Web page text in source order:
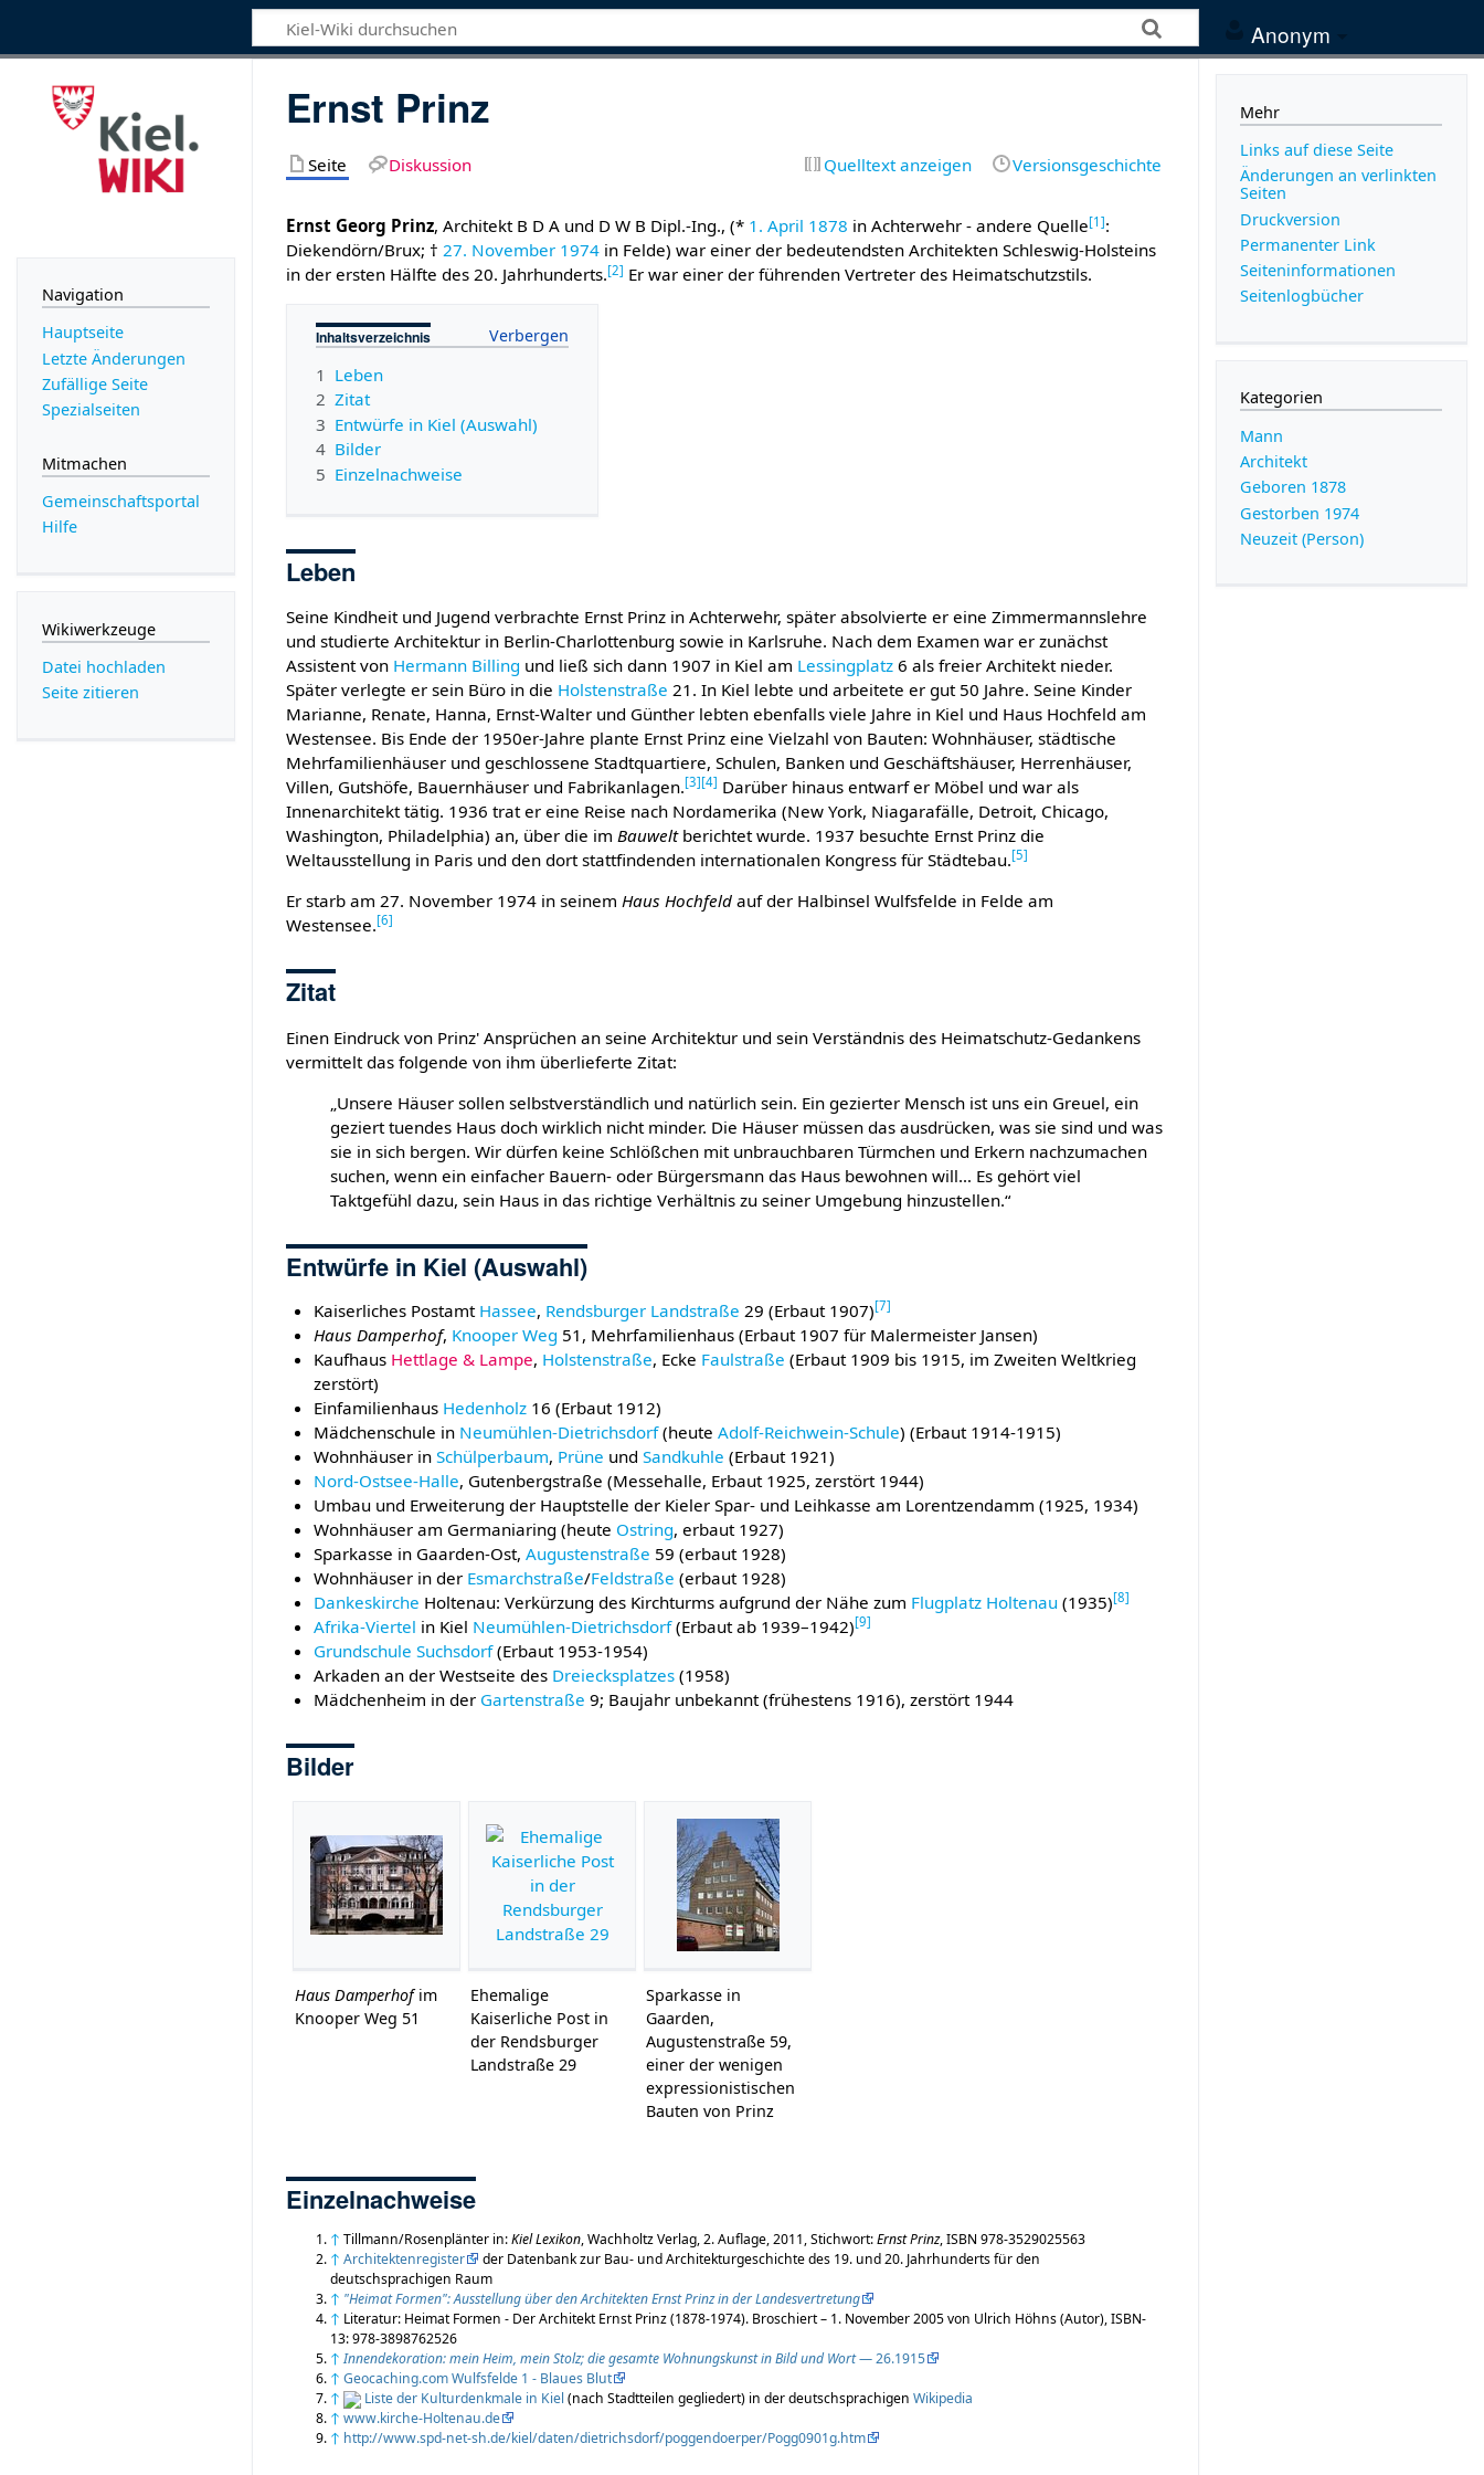
Anonym
Ernst Prinz
Seite Diskussion Quelltext anzeigen Versionsgeschichte
Ernst Georg Prinz, Architekt B D A und D W B Dipl.-Ing., (* 1. April 1878 in Achterwehr - andere Quelle[1]:
Diekendörn/Brux; †27. November 1974 in Felde) war einer der bedeutendsten Architekten Schleswig-Holsteins
in der ersten Hälfte des 20. Jahrhunderts.[2] Er war einer der führenden Vertreter des Heimatschutzstils.
Inhaltsverzeichnis
1 Leben
2 Zitat
3 Entwürfe in Kiel (Auswahl)
4 Bilder
5 Einzelnachweise
Leben
Seine Kindheit und Jugend verbrachte Ernst Prinz in Achterwehr, später absolvierte er eine Zimmermannslehre
und studierte Architektur in Berlin-Charlottenburg sowie in Karlsruhe. Nach dem Examen war er zunächst
Assistent von Hermann Billing und ließ sich dann 1907 in Kiel am Lessingplatz 6 als freier Architekt nieder.
Später verlegte er sein Büro in die Holstenstraße 21. In Kiel lebte und arbeitete er gut 50 Jahre. Seine Kinder
Marianne, Renate, Hanna, Ernst-Walter und Günther lebten ebenfalls viele Jahre in Kiel und Haus Hochfeld am
Westensee. Bis Ende der 1950er-Jahre plante Ernst Prinz eine Vielzahl von Bauten: Wohnhäuser, städtische
Mehrfamilienhäuser und geschlossene Stadtquartiere, Schulen, Banken und Geschäftshäuser, Herrenhäuser,
Villen, Gutshöfe, Bauernhäuser und Fabrikanlagen.[3][4] Darüber hinaus entwarf er Möbel und war als
Innenarchitekt tätig. 1936 trat er eine Reise nach Nordamerika (New York, Niagarafälle, Detroit, Chicago,
Washington, Philadelphia) an, über die im Bauweltberichtet wurde. 1937 besuchte Ernst Prinz die
Weltausstellung in Paris und den dort stattfindenden internationalen Kongress für Städtebau.[5]
Er starb am 27. November 1974 in seinemHaus Hochfeld auf der Halbinsel Wulfsfelde in Felde am
Westensee.[6]
Zitat
Einen Eindruck von Prinz' Ansprüchen an seine Architektur und sein Verständnis des Heimatschutz-Gedankens
vermittelt das folgende von ihm überlieferte Zitat:
„Unsere Häuser sollen selbstverständlich und natürlich sein. Ein gezierter Mensch ist uns ein Greuel, ein
geziert tuendes Haus doch wirklich nicht minder. Die Häuser müssen das ausdrücken, was sie sind und was
sie in sich bergen. Wir dürfen keine Schlößchen mit unbrauchbaren Türmchen und Erkern nachzumachen
suchen, wenn ein einfacher Bauern- oder Bürgersmann das Haus bewohnen will… Es gehört viel
Taktgefühl dazu, sein Haus in das richtige Verhältnis zu seiner Umgebung hinzustellen.“
Entwürfe in Kiel (Auswahl)
Kaiserliches Postamt Hassee, Rendsburger Landstraße 29 (Erbaut 1907)[7]
Haus Damperhof, Knooper Weg 51, Mehrfamilienhaus (Erbaut 1907 für Malermeister Jansen)
Kaufhaus Hettlage & Lampe, Holstenstraße, Ecke Faulstraße (Erbaut 1909 bis 1915, im Zweiten Weltkrieg
zerstört)
Einfamilienhaus Hedenholz16 (Erbaut 1912)
Mädchenschule in Neumühlen-Dietrichsdorf(heute Adolf-Reichwein-Schule) (Erbaut 1914-1915)
Wohnhäuser in Schülperbaum, Prüne und Sandkuhle (Erbaut 1921)
Nord-Ostsee-Halle, Gutenbergstraße (Messehalle, Erbaut 1925, zerstört 1944)
Umbau und Erweiterung der Hauptstelle der Kieler Spar- und Leihkasse am Lorentzendamm (1925, 1934)
Wohnhäuser am Germaniaring (heute Ostring, erbaut 1927)
Sparkasse in Gaarden-Ost, Augustenstraße 59 (erbaut 1928)
Wohnhäuser in der Esmarchstraße/Feldstraße (erbaut 1928)
Dankeskirche Holtenau: Verkürzung des Kirchturms aufgrund der Nähe zum Flugplatz Holtenau(1935)[8]
Afrika-Viertel in Kiel Neumühlen-Dietrichsdorf(Erbaut ab 1939–1942)[9]
Grundschule Suchsdorf(Erbaut 1953-1954)
Arkaden an der Westseite des Dreiecksplatzes(1958)
Mädchenheim in der Gartenstraße 9; Baujahr unbekannt (frühestens 1916), zerstört 1944
Bilder
Haus Damperhofim
Knooper Weg 51
Ehemalige
Kaiserliche Post in
der Rendsburger
Landstraße 29
Sparkasse in
Gaarden,
Augustenstraße 59,
einer der wenigen
expressionistischen
Bauten von Prinz
Einzelnachweise
↑ Tillmann/Rosenplänter in:Kiel Lexikon, Wachholtz Verlag, 2. Auflage, 2011, Stichwort:Ernst Prinz, ISBN 978-3529025563
↑ Architektenregister
der Datenbank zur Bau- und Architekturgeschichte des 19. und 20. Jahrhunderts für den
deutschsprachigen Raum
↑ "Heimat Formen": Ausstellung über den Architekten Ernst Prinz in der Landesvertretung
↑ Literatur: Heimat Formen - Der Architekt Ernst Prinz (1878-1974). Broschiert – 1. November 2005 von Ulrich Höhns (Autor), ISBN-
13: 978-3898762526
↑ Innendekoration: mein Heim, mein Stolz; die gesamte Wohnungskunst in Bild und Wort— 26.1915
↑ Geocaching.com Wulfsfelde 1 - Blaues Blut
↑
Liste der Kulturdenkmale in Kiel (nach Stadtteilen gegliedert) in der deutschsprachigenWikipedia
↑ www.kirche-Holtenau.de
↑ http://www.spd-net-sh.de/kiel/daten/dietrichsdorf/poggendoerper/Pogg0901g.htm
Navigation
Hauptseite
Letzte Änderungen
Zufällige Seite
Spezialseiten
Mitmachen
Gemeinschafts­portal
Hilfe
Wikiwerkzeuge
Datei hochladen
Seite zitieren
Mehr
Links auf diese Seite
Änderungen an verlinkten
Seiten
Druckversion
Permanenter Link
Seiten­­informationen
Seitenlogbücher
Kategorien
Mann
Architekt
Geboren 1878
Gestorben 1974
Neuzeit (Person)